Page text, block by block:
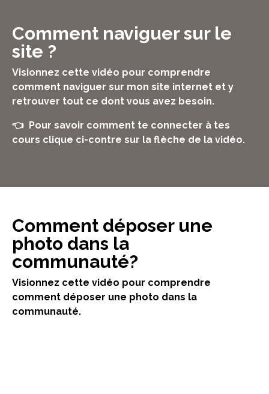
Comment naviguer sur le
site ?
Visionnez cette vidéo pour comprendre
comment naviguer sur mon site internet et y
retrouver tout ce dont vous avez besoin.
👈 Pour savoir comment te connecter à tes
cours clique ci-contre sur la flèche de la vidéo.
Comment déposer une
photo dans la
communauté?
Visionnez cette vidéo pour comprendre
comment déposer une photo dans la
communauté.